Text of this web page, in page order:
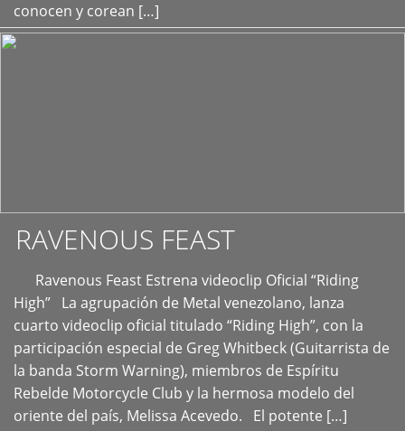
conocen y corean […]
RAVENOUS FEAST
Ravenous Feast Estrena videoclip Oficial “Riding
High” La agrupación de Metal venezolano, lanza
cuarto videoclip oficial titulado “Riding High”, con la
participación especial de Greg Whitbeck (Guitarrista de
la banda Storm Warning), miembros de Espíritu
Rebelde Motorcycle Club y la hermosa modelo del
oriente del país, Melissa Acevedo. El potente […]